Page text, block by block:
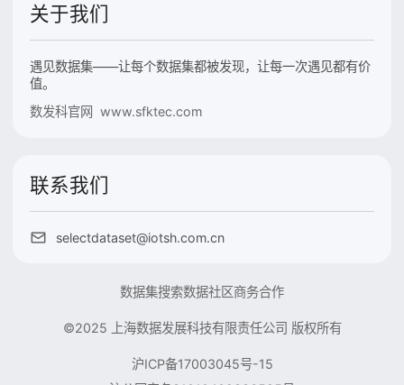
关于我们
遇见数据集——让每个数据集都被发现，让每一次遇见都有价
值。
数发科官网 www.sfktec.com
联系我们
selectdataset@iotsh.com.cn
数据集搜索数据社区商务合作
©2025 上海数据发展科技有限责任公司 版权所有
沪ICP备17003045号-15